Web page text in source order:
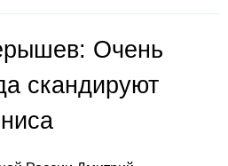
Очень
скандируют